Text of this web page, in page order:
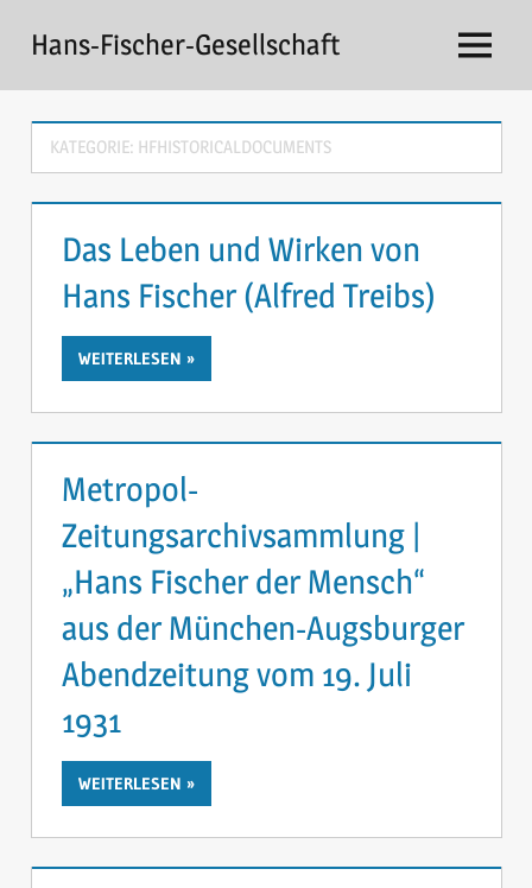
Inhalt
springen
Hans-Fischer-Gesellschaft Menü
KATEGORIE: HFHISTORICALDOCUMENTS
Das Leben und Wirken von
Hans Fischer (Alfred Treibs)
WEITERLESEN
Metropol-
Zeitungsarchivsammlung |
„Hans Fischer der Mensch“
aus der München-Augsburger
Abendzeitung vom 19. Juli
1931
WEITERLESEN